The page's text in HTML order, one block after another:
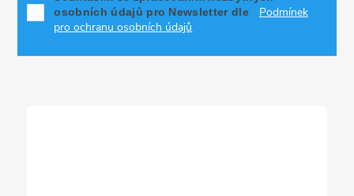
k
osobních údajů pro Newsletter dle
Podmínek
pro ochranu osobních údajů